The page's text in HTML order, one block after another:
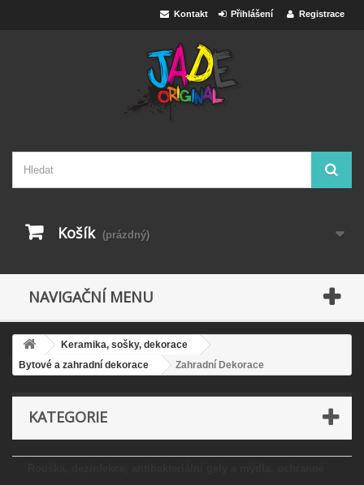
Registrace
Přihlášení
Kontakt
Košík (prázdný)
NAVIGAČNÍ MENU
Keramika, sošky, dekorace
Bytové a zahradní dekorace
Zahradní Dekorace
KATEGORIE